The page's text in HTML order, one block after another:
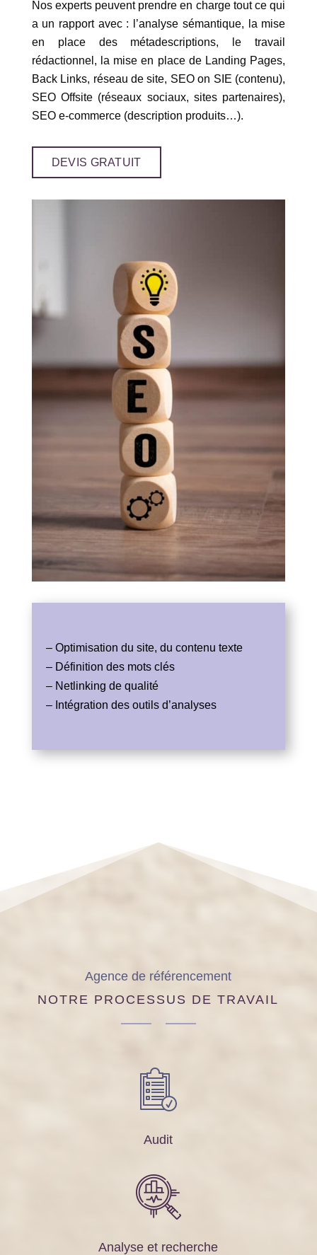
Nos experts peuvent prendre en charge tout ce qui
a un rapport avec : l’analyse sémantique, la mise
en place des métadescriptions, le travail
rédactionnel, la mise en place de Landing Pages,
Back Links, réseau de site, SEO on SIE (contenu),
SEO Offsite (réseaux sociaux, sites partenaires),
SEO e-commerce (description produits…).
DEVIS GRATUIT
– Optimisation du site, du contenu texte
– Définition des mots clés
– Netlinking de qualité
– Intégration des outils d’analyses
Agence de référencement
NOTRE PROCESSUS DE TRAVAIL
Audit
Analyse et recherche